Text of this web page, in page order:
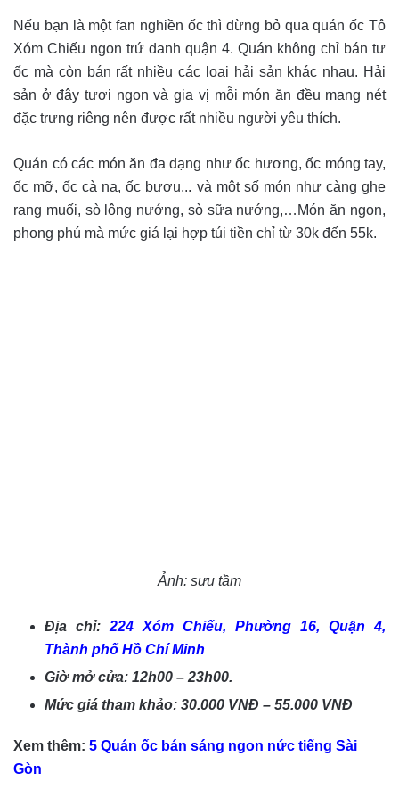
Nếu bạn là một fan nghiền ốc thì đừng bỏ qua quán ốc Tô
Xóm Chiếu ngon trứ danh quận 4. Quán không chỉ bán tư
ốc mà còn bán rất nhiều các loại hải sản khác nhau. Hải
sản ở đây tươi ngon và gia vị mỗi món ăn đều mang nét
đặc trưng riêng nên được rất nhiều người yêu thích.
Quán có các món ăn đa dạng như ốc hương, ốc móng tay,
ốc mỡ, ốc cà na, ốc bươu,.. và một số món như càng ghẹ
rang muối, sò lông nướng, sò sữa nướng,…Món ăn ngon,
phong phú mà mức giá lại hợp túi tiền chỉ từ 30k đến 55k.
Ảnh: sưu tầm
Địa chỉ: 224 Xóm Chiếu, Phường 16, Quận 4,
Thành phố Hồ Chí Minh
Giờ mở cửa: 12h00 – 23h00.
Mức giá tham khảo: 30.000 VNĐ – 55.000 VNĐ
Xem thêm: 5 Quán ốc bán sáng ngon nức tiếng Sài
Gòn